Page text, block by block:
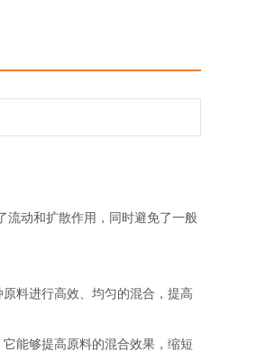
动和扩散作用，同时避免了一般
料进行高效、均匀的混合，提高
能够提高原料的混合效果，缩短